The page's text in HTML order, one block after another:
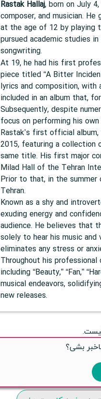
Rastak Hallaj, born on July
composer, and musician.
at the age of 12 by playing
pursued academic studies
songwriting.
At 19, he had his first
piece titled “A Bitter
lyrics and composition, with
included in an album that,
Subsequently, despite
focus on performing his own
Rastak’s first official
2015, featuring a collection
same title. His first major
Milad Hall of the Tehran
Prior to that, in the summer
Tehran.
Known as a shy and
exuding energy and
audience. He believes that
solely to hear his music
eliminates any stress or
Throughout his professional
including “Beauty,” “Fan,”
musical endeavors,
new releases.
بشی؟